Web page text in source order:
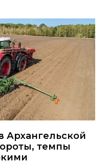
Архангельской
темпы